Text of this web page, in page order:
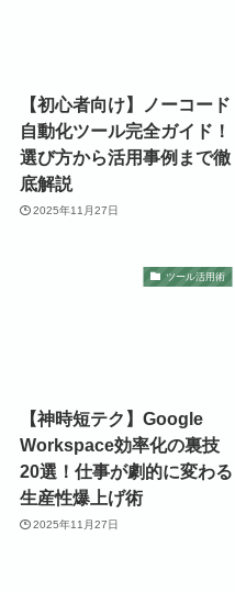
【初心者向け】ノーコード
自動化ツール完全ガイド！
選び方から活用事例まで徹
底解説
2025年11月27日
ツール活用術
【神時短テク】Google
Workspace効率化の裏技
20選！仕事が劇的に変わる
生産性爆上げ術
2025年11月27日